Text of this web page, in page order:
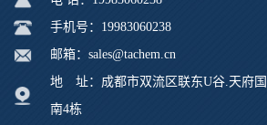
手机号：19983060238
邮箱：sales@tachem.cn
地 址：成都市双流区联东U谷.天府
南4栋